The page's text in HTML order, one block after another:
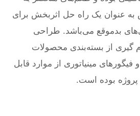
عنوان یک راه حل اثربخش برای
بدموقع می‌باشد. طراحی
گیری از بسته‌بندی محصولات
مینیاتوری از موارد قابل
بوده است.